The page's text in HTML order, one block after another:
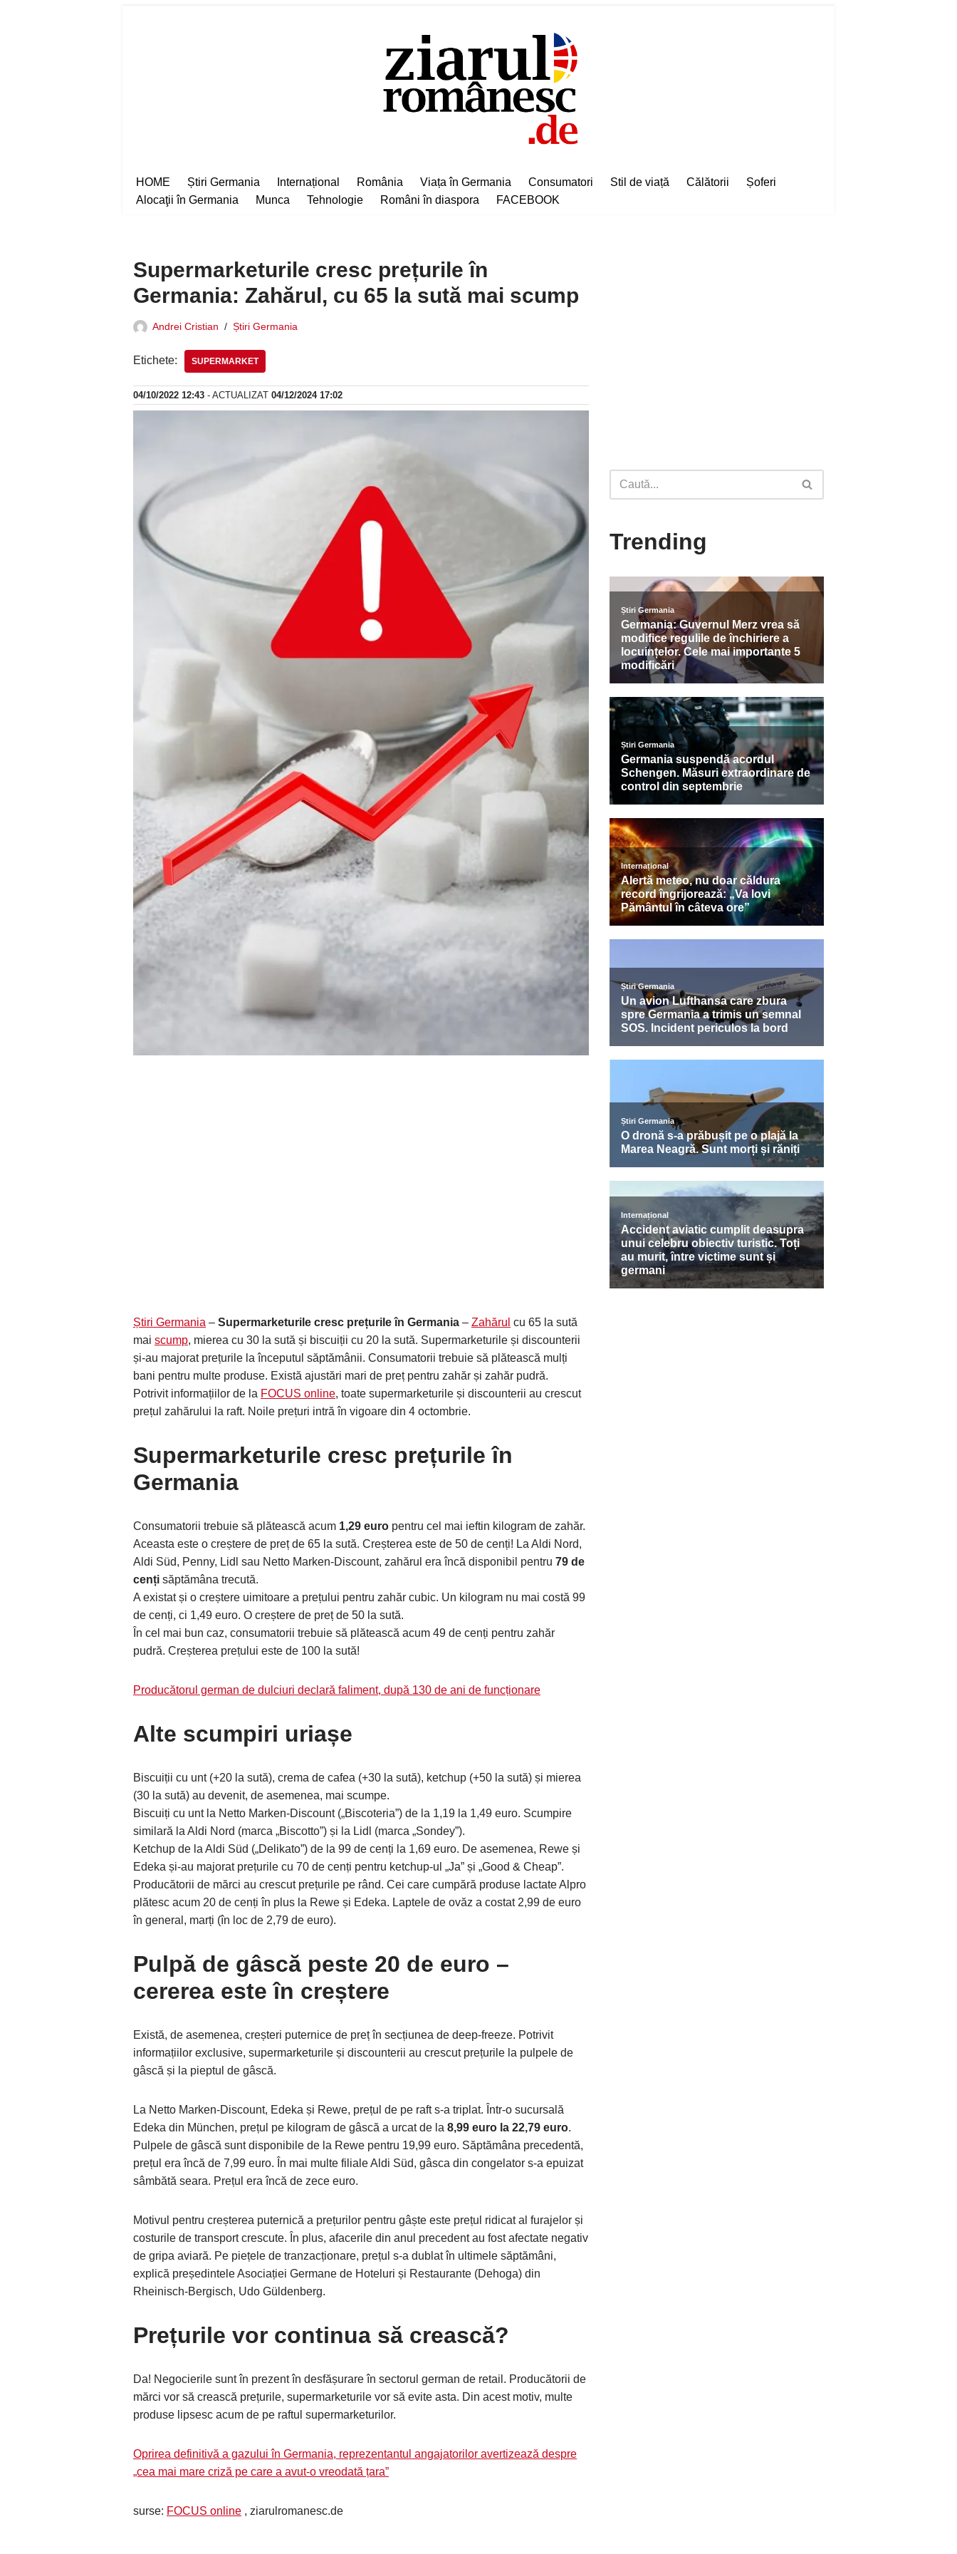
HOME Știri Germania Internațional România Viața în Germania Consumatori Stil de viață Călătorii
Șoferi
Alocaţii în Germania
Munca Tehnologie Români în diaspora FACEBOOK
Supermarketurile cresc prețurile în
Germania: Zahărul, cu 65 la sută mai scump
Andrei Cristian Știri Germania
Etichete: SUPERMARKET
04/10/2022 12:43 - ACTUALIZAT 04/12/2024 17:02
Știri Germania – Supermarketurile cresc prețurile în Germania – Zahărul cu 65 la sută
mai scump, mierea cu 30 la sută și biscuiții cu 20 la sută. Supermarketurile și discounterii
și-au majorat prețurile la începutul săptămânii. Consumatorii trebuie să plătească mulți
bani pentru multe produse. Există ajustări mari de preț pentru zahăr și zahăr pudră.
Potrivit informațiilor de la FOCUS online, toate supermarketurile și discounterii au crescut
prețul zahărului la raft. Noile prețuri intră în vigoare din 4 octombrie.
Supermarketurile cresc prețurile în
Germania
Consumatorii trebuie să plătească acum 1,29 euro pentru cel mai ieftin kilogram de zahăr.
Aceasta este o creștere de preț de 65 la sută. Creșterea este de 50 de cenți! La Aldi Nord,
Aldi Süd, Penny, Lidl sau Netto Marken-Discount, zahărul era încă disponibil pentru 79 de
cenți săptămâna trecută.
A existat și o creștere uimitoare a prețului pentru zahăr cubic. Un kilogram nu mai costă 99
de cenți, ci 1,49 euro. O creștere de preț de 50 la sută.
În cel mai bun caz, consumatorii trebuie să plătească acum 49 de cenți pentru zahăr
pudră. Creșterea prețului este de 100 la sută!
Producătorul german de dulciuri declară faliment, după 130 de ani de funcționare
Alte scumpiri uriașe
Biscuiții cu unt (+20 la sută), crema de cafea (+30 la sută), ketchup (+50 la sută) și mierea
(30 la sută) au devenit, de asemenea, mai scumpe.
Biscuiți cu unt la Netto Marken-Discount („Biscoteria”) de la 1,19 la 1,49 euro. Scumpire
similară la Aldi Nord (marca „Biscotto”) și la Lidl (marca „Sondey”).
Ketchup de la Aldi Süd („Delikato”) de la 99 de cenți la 1,69 euro. De asemenea, Rewe și
Edeka și-au majorat prețurile cu 70 de cenți pentru ketchup-ul „Ja” și „Good & Cheap”.
Producătorii de mărci au crescut prețurile pe rând. Cei care cumpără produse lactate Alpro
plătesc acum 20 de cenți în plus la Rewe și Edeka. Laptele de ovăz a costat 2,99 de euro
în general, marți (în loc de 2,79 de euro).
Pulpă de gâscă peste 20 de euro –
cererea este în creștere
Există, de asemenea, creșteri puternice de preț în secțiunea de deep-freeze. Potrivit
informațiilor exclusive, supermarketurile și discounterii au crescut prețurile la pulpele de
gâscă și la pieptul de gâscă.
La Netto Marken-Discount, Edeka și Rewe, prețul de pe raft s-a triplat. Într-o sucursală
Edeka din München, prețul pe kilogram de gâscă a urcat de la 8,99 euro la 22,79 euro.
Pulpele de gâscă sunt disponibile de la Rewe pentru 19,99 euro. Săptămâna precedentă,
prețul era încă de 7,99 euro. În mai multe filiale Aldi Süd, gâsca din congelator s-a epuizat
sâmbătă seara. Prețul era încă de zece euro.
Motivul pentru creșterea puternică a prețurilor pentru gâște este prețul ridicat al furajelor și
costurile de transport crescute. În plus, afacerile din anul precedent au fost afectate negativ
de gripa aviară. Pe piețele de tranzacționare, prețul s-a dublat în ultimele săptămâni,
explică președintele Asociației Germane de Hoteluri și Restaurante (Dehoga) din
Rheinisch-Bergisch, Udo Güldenberg.
Prețurile vor continua să crească?
Da! Negocierile sunt în prezent în desfășurare în sectorul german de retail. Producătorii de
mărci vor să crească prețurile, supermarketurile vor să evite asta. Din acest motiv, multe
produse lipsesc acum de pe raftul supermarketurilor.
Oprirea definitivă a gazului în Germania, reprezentantul angajatorilor avertizează despre
„cea mai mare criză pe care a avut-o vreodată țara”
surse: FOCUS online , ziarulromanesc.de
Trending